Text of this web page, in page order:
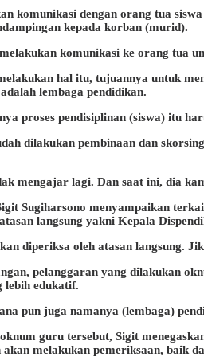
komunikasi dengan orang tua
kepada korban (murid).
komunikasi ke orang tua
hal itu, tujuannya untuk
lembaga pendidikan.
proses pendisiplinan (siswa) itu
dilakukan pembinaan dan
mengajar lagi. Dan saat ini, dia
Sugiharsono menyampaikan
langsung yakni Kepala
diperiksa oleh atasan langsung.
pelanggaran yang dilakukan
lebih edukatif.
pun juga namanya (lembaga)
guru tersebut, Sigit
melakukan pemeriksaan, baik